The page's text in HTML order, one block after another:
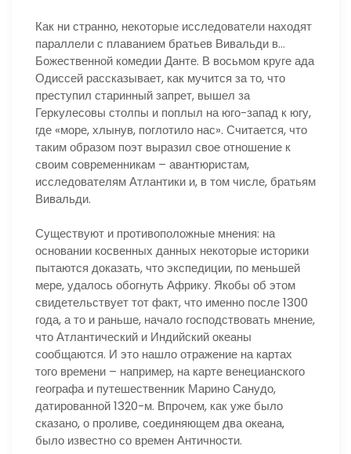
Как ни странно, некоторые исследователи находят
параллели с плаванием братьев Вивальди в…
Божественной комедии Данте. В восьмом круге ада
Одиссей рассказывает, как мучится за то, что
преступил старинный запрет, вышел за
Геркулесовы столпы и поплыл на юго-запад к югу,
где «море, хлынув, поглотило нас». Считается, что
таким образом поэт выразил свое отношение к
своим современникам – авантюристам,
исследователям Атлантики и, в том числе, братьям
Вивальди.
Существуют и противоположные мнения: на
основании косвенных данных некоторые историки
пытаются доказать, что экспедиции, по меньшей
мере, удалось обогнуть Африку. Якобы об этом
свидетельствует тот факт, что именно после 1300
года, а то и раньше, начало господствовать мнение,
что Атлантический и Индийский океаны
сообщаются. И это нашло отражение на картах
того времени – например, на карте венецианского
географа и путешественник Марино Санудо,
датированной 1320-м. Впрочем, как уже было
сказано, о проливе, соединяющем два океана,
было известно со времен Античности.